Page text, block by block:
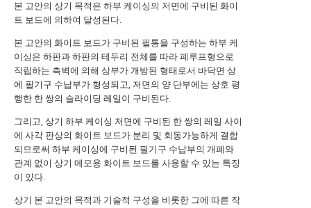
본 고안의 상기 목적은 하부 케이싱의 저면에 구비된 화이
트 보드에 의하여 달성된다.
본 고안의 화이트 보드가 구비된 필통을 구성하는 하부 케
이싱은 하판과 하판의 테두리 전체를 따라 폐루프형으로
직립하는 측벽에 의해 상부가 개방된 형태로서 바닥면 상
에 필기구 수납부가 형성되고, 저면의 양 단부에는 상호 평
행한 한 쌍의 슬라이딩 레일이 구비된다.
그리고, 상기 하부 케이싱 저면에 구비된 한 쌍의 레일 사이
에 사각 판상의 화이트 보드가 분리 및 회동가능하게 결합
되므로써 하부 케이싱에 구비된 필기구 수납부의 개폐와
관계 없이 상기 메모용 화이트 보드를 사용할 수 있는 특징
이 있다.
상기 본 고안의 목적과 기술적 구성을 비롯한 그에 따른 작